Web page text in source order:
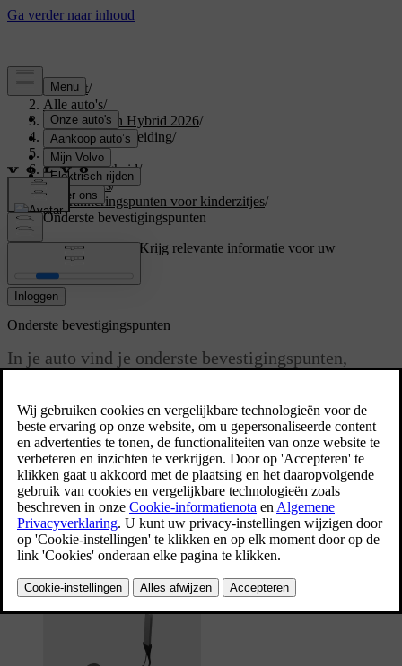
Support/
Alle auto's/
XC60 Plug-in Hybrid 2026/
Gebruikershandleiding/
Veiligheid/
Kinderveiligheid/
Kinderzitjes/
Verankeringspunten voor kinderzitjes/
Onderste bevestigingspunten
Ondersteuning op maatKrijg relevante informatie voor uw
specifieke auto.
Inloggen
Bijgewerkt 16/04/2025
Onderste bevestigingspunten
In je auto vind je onderste bevestigingspunten,
Als je auto het onderste bevestigingspunt als
accessoire heeft, dan kunnen deze
verankeringspunten ook worden gebruikt om
kinderzitjes op de voorpassagiersstoel te bevestigen.
De onderste bevestigingspunten kunnen vooral worden gebruikt in
combinatie met de veiligheidsgordel in de auto om bepaalde naar
achteren gerichte kinderzitjes vast te zetten.